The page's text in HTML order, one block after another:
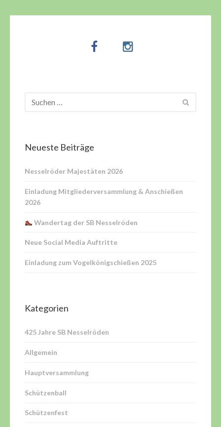
Neueste Beiträge
Nesselröder Majestäten 2026
Einladung Mitgliederversammlung & Anschießen
2026
Wandertag der SB Nesselröden
Neue Social Media Auftritte
Einladung zum Vogelkönigschießen 2025
Kategorien
425 Jahre SB Nesselröden
Allgemein
Hauptversammlung
Schützenball
Schützenfest